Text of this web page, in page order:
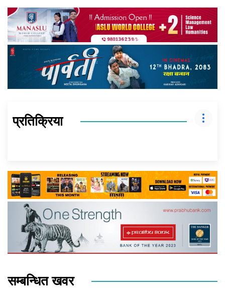
प्रतिक्रिया
सम्बन्धित खवर